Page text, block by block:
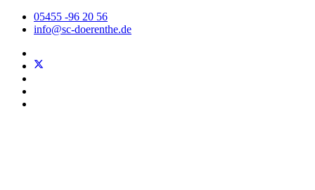
05455 -96 20 56
info@sc-doerenthe.de